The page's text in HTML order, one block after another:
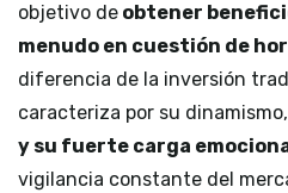
objetivo de obtener
menudo en cuestión de
diferencia de la inversión
caracteriza por su
y su fuerte carga
vigilancia constante del